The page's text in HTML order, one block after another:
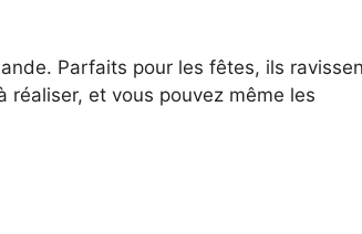
Parfaits pour les fêtes, ils
et vous pouvez même les